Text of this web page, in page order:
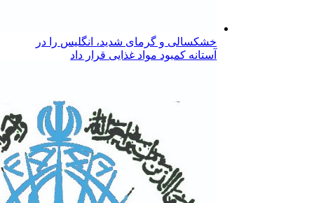
خشکسالی و گرمای شدید، انگلیس را در
آستانه کمبود مواد غذایی قرار داد